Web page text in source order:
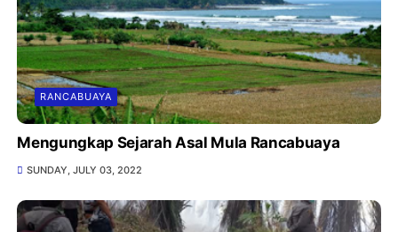
RANCABUAYA
Mengungkap Sejarah Asal Mula Rancabuaya
SUNDAY, JULY 03, 2022